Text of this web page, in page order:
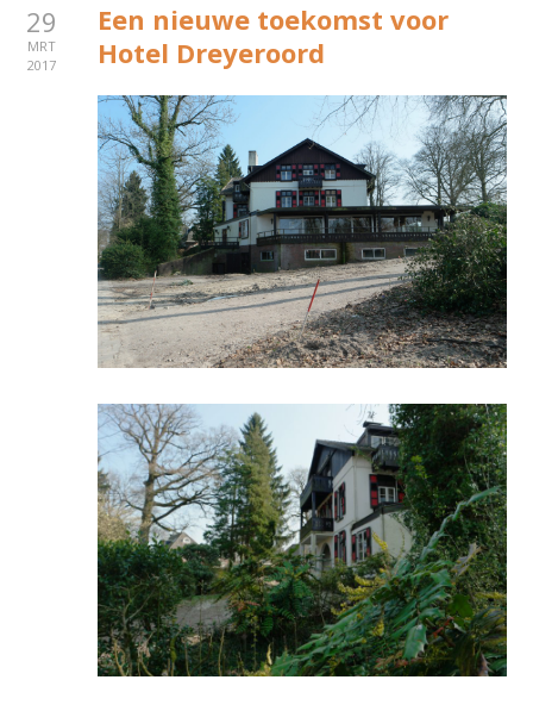
29
MRT
2017
Een nieuwe toekomst voor
Hotel Dreyeroord